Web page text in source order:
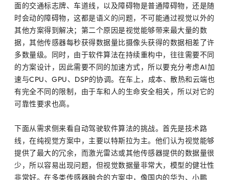
面的交通标志牌、车道线，以及障碍物是普通障碍物，还是随
时会动的障碍物，这都是语义的问题，不可能通过视觉以外的
其他方案得到解决；第二个原因是视觉能够带来最大量的数
据，其他传感器每秒获得数据量比摄像头获得的数据相差了许
多数量级。同时，由于软件算法在持续重构中，往往需要不同
的方案设计，因此需要不同的加速方式，所以要充分考虑AI加
速与CPU、GPU、DSP的协调。在车上，成本、散热和云端也
有完全不同的限制，由于车和人的生命安全相关，所以对它的
可靠性要求也高。
下面从需求侧来看自动驾驶软件算法的挑战。首先是技术路
线，在纯视觉方案中，主要以特斯拉为主。他们认为视觉能够
提供了最大的冗余，而激光雷达或其他传感器提供的数据量很
少，所以容易出现问题，但视觉数据量非常大，模型的健壮性
非常好。在多类传感器融合的方案中，像国内的华为、小鹏